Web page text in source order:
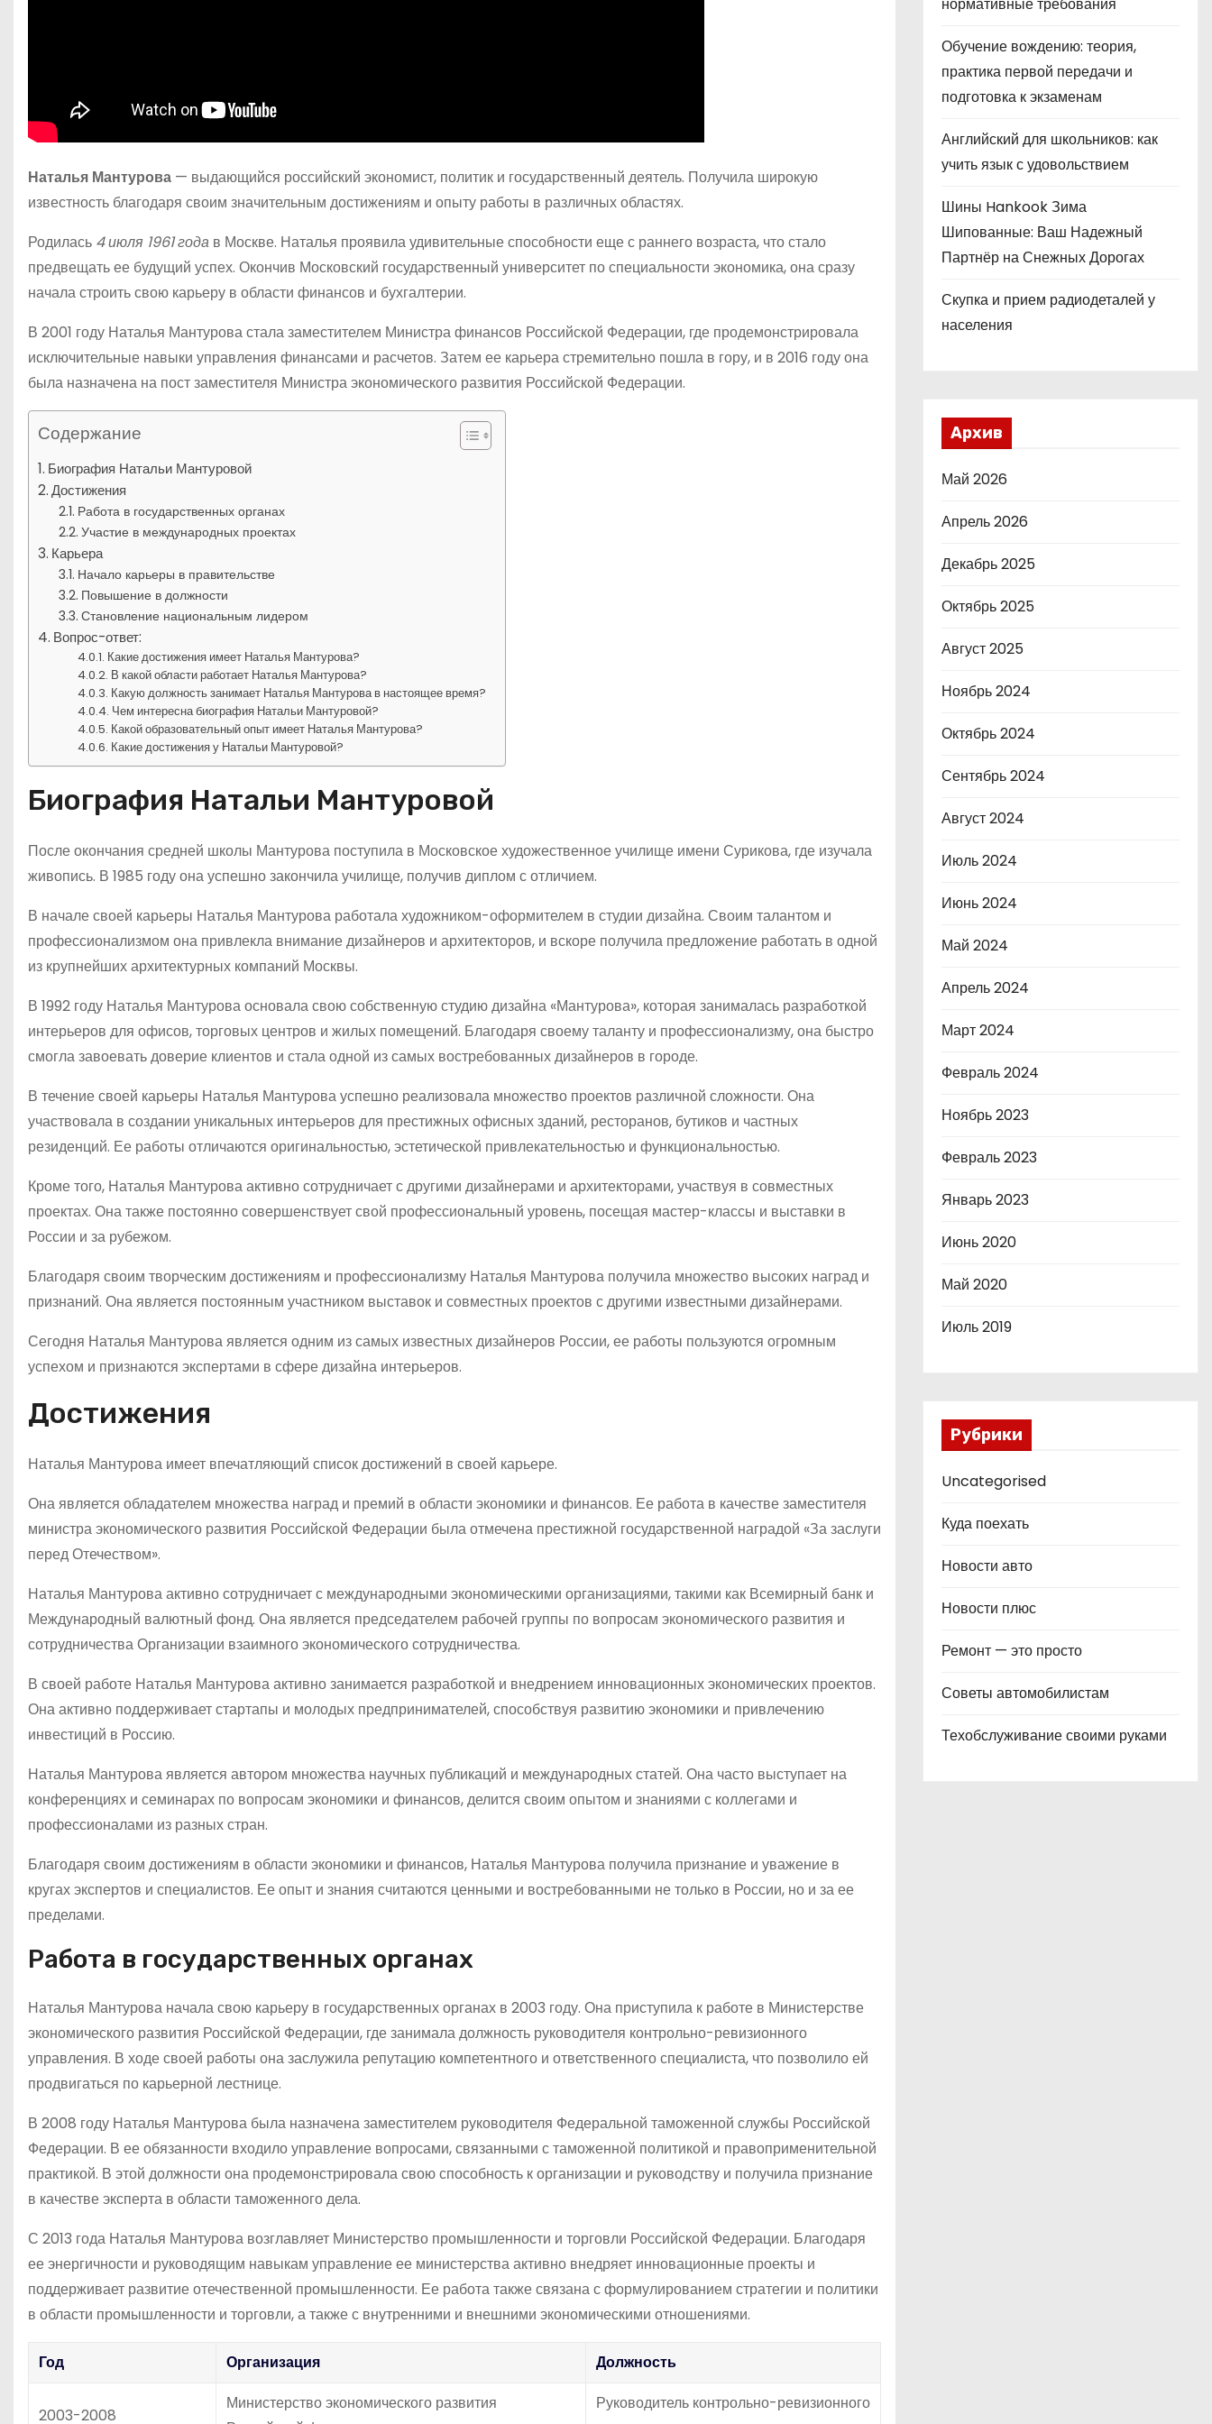
Наталья Мантурова — выдающийся российский экономист, политик и государственный деятель. Получила широкую
известность благодаря своим значительным достижениям и опыту работы в различных областях.
Родилась 4 июля 1961 года в Москве. Наталья проявила удивительные способности еще с раннего возраста, что стало
предвещать ее будущий успех. Окончив Московский государственный университет по специальности экономика, она сразу
начала строить свою карьеру в области финансов и бухгалтерии.
В 2001 году Наталья Мантурова стала заместителем Министра финансов Российской Федерации, где продемонстрировала
исключительные навыки управления финансами и расчетов. Затем ее карьера стремительно пошла в гору, и в 2016 году она
была назначена на пост заместителя Министра экономического развития Российской Федерации.
Содержание
Биография Натальи Мантуровой
Достижения
Работа в государственных органах
Участие в международных проектах
Карьера
Начало карьеры в правительстве
Повышение в должности
Становление национальным лидером
Вопрос-ответ:
Какие достижения имеет Наталья Мантурова?
В какой области работает Наталья Мантурова?
Какую должность занимает Наталья Мантурова в настоящее время?
Чем интересна биография Натальи Мантуровой?
Какой образовательный опыт имеет Наталья Мантурова?
Какие достижения у Натальи Мантуровой?
Биография Натальи Мантуровой
После окончания средней школы Мантурова поступила в Московское художественное училище имени Сурикова, где изучала
живопись. В 1985 году она успешно закончила училище, получив диплом с отличием.
В начале своей карьеры Наталья Мантурова работала художником-оформителем в студии дизайна. Своим талантом и
профессионализмом она привлекла внимание дизайнеров и архитекторов, и вскоре получила предложение работать в одной
из крупнейших архитектурных компаний Москвы.
В 1992 году Наталья Мантурова основала свою собственную студию дизайна «Мантурова», которая занималась разработкой
интерьеров для офисов, торговых центров и жилых помещений. Благодаря своему таланту и профессионализму, она быстро
смогла завоевать доверие клиентов и стала одной из самых востребованных дизайнеров в городе.
В течение своей карьеры Наталья Мантурова успешно реализовала множество проектов различной сложности. Она
участвовала в создании уникальных интерьеров для престижных офисных зданий, ресторанов, бутиков и частных
резиденций. Ее работы отличаются оригинальностью, эстетической привлекательностью и функциональностью.
Кроме того, Наталья Мантурова активно сотрудничает с другими дизайнерами и архитекторами, участвуя в совместных
проектах. Она также постоянно совершенствует свой профессиональный уровень, посещая мастер-классы и выставки в
России и за рубежом.
Благодаря своим творческим достижениям и профессионализму Наталья Мантурова получила множество высоких наград и
признаний. Она является постоянным участником выставок и совместных проектов с другими известными дизайнерами.
Сегодня Наталья Мантурова является одним из самых известных дизайнеров России, ее работы пользуются огромным
успехом и признаются экспертами в сфере дизайна интерьеров.
Достижения
Наталья Мантурова имеет впечатляющий список достижений в своей карьере.
Она является обладателем множества наград и премий в области экономики и финансов. Ее работа в качестве заместителя
министра экономического развития Российской Федерации была отмечена престижной государственной наградой «За заслуги
перед Отечеством».
Наталья Мантурова активно сотрудничает с международными экономическими организациями, такими как Всемирный банк и
Международный валютный фонд. Она является председателем рабочей группы по вопросам экономического развития и
сотрудничества Организации взаимного экономического сотрудничества.
В своей работе Наталья Мантурова активно занимается разработкой и внедрением инновационных экономических проектов.
Она активно поддерживает стартапы и молодых предпринимателей, способствуя развитию экономики и привлечению
инвестиций в Россию.
Наталья Мантурова является автором множества научных публикаций и международных статей. Она часто выступает на
конференциях и семинарах по вопросам экономики и финансов, делится своим опытом и знаниями с коллегами и
профессионалами из разных стран.
Благодаря своим достижениям в области экономики и финансов, Наталья Мантурова получила признание и уважение в
кругах экспертов и специалистов. Ее опыт и знания считаются ценными и востребованными не только в России, но и за ее
пределами.
Работа в государственных органах
Наталья Мантурова начала свою карьеру в государственных органах в 2003 году. Она приступила к работе в Министерстве
экономического развития Российской Федерации, где занимала должность руководителя контрольно-ревизионного
управления. В ходе своей работы она заслужила репутацию компетентного и ответственного специалиста, что позволило ей
продвигаться по карьерной лестнице.
В 2008 году Наталья Мантурова была назначена заместителем руководителя Федеральной таможенной службы Российской
Федерации. В ее обязанности входило управление вопросами, связанными с таможенной политикой и правоприменительной
практикой. В этой должности она продемонстрировала свою способность к организации и руководству и получила признание
в качестве эксперта в области таможенного дела.
С 2013 года Наталья Мантурова возглавляет Министерство промышленности и торговли Российской Федерации. Благодаря
ее энергичности и руководящим навыкам управление ее министерства активно внедряет инновационные проекты и
поддерживает развитие отечественной промышленности. Ее работа также связана с формулированием стратегии и политики
в области промышленности и торговли, а также с внутренними и внешними экономическими отношениями.
Год Организация Должность
2003-2008
Министерство экономического развития
Руководитель контрольно-ревизионного
Обучение вождению: теория,
практика первой передачи и
подготовка к экзаменам
Английский для школьников: как
учить язык с удовольствием
Шины Hankook Зима
Шипованные: Ваш Надежный
Партнёр на Снежных Дорогах
Скупка и прием радиодеталей у
населения
Архив
Май 2026
Апрель 2026
Декабрь 2025
Октябрь 2025
Август 2025
Ноябрь 2024
Октябрь 2024
Сентябрь 2024
Август 2024
Июль 2024
Июнь 2024
Май 2024
Апрель 2024
Март 2024
Февраль 2024
Ноябрь 2023
Февраль 2023
Январь 2023
Июнь 2020
Май 2020
Июль 2019
Рубрики
Uncategorised
Куда поехать
Новости авто
Новости плюс
Ремонт — это просто
Советы автомобилистам
Техобслуживание своими руками